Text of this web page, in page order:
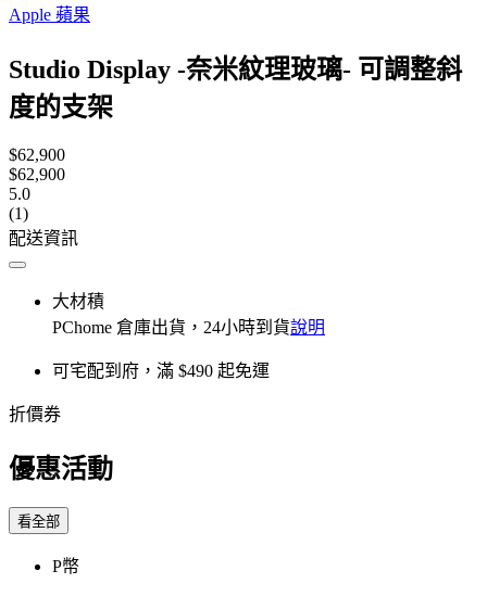
Apple 蘋果
Studio Display -奈米紋理玻璃- 可調整斜
度的支架
$62,900
$62,900
5.0
(1)
配送資訊
大材積
PChome 倉庫出貨，24小時到貨說明
可宅配到府，滿 $490 起免運
折價券
優惠活動
看全部
P幣